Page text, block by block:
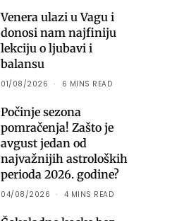
Venera ulazi u Vagu i
donosi nam najfiniju
lekciju o ljubavi i
balansu
01/08/2026 6 MINS READ
Počinje sezona
pomračenja! Zašto je
avgust jedan od
najvažnijih astroloških
perioda 2026. godine?
04/08/2026 4 MINS READ